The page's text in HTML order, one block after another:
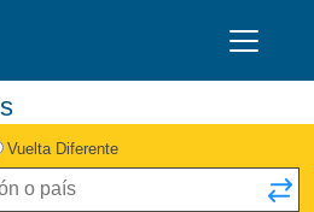
Vuelta Diferente